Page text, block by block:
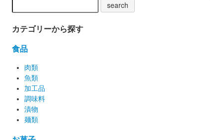
カテゴリーから探す
食品
肉類
魚類
加工品
調味料
漬物
麺類